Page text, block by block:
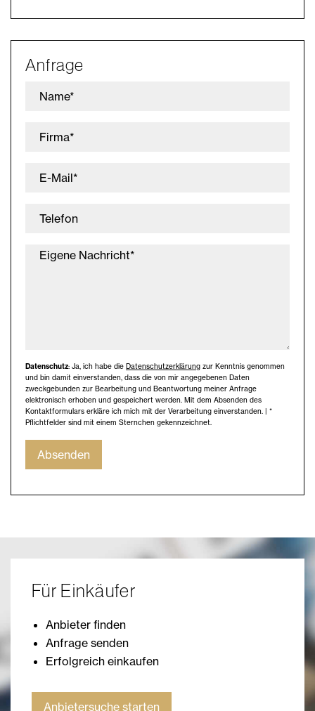
Anfrage
Name*
Firma*
E-Mail*
Telefon
Eigene Nachricht*
Datenschutz: Ja, ich habe die Datenschutzerklärung zur Kenntnis genommen
und bin damit einverstanden, dass die von mir angegebenen Daten
zweckgebunden zur Bearbeitung und Beantwortung meiner Anfrage
elektronisch erhoben und gespeichert werden. Mit dem Absenden des
Kontaktformulars erkläre ich mich mit der Verarbeitung einverstanden. | *
Pflichtfelder sind mit einem Sternchen gekennzeichnet.
Absenden
Für Einkäufer
Anbieter finden
Anfrage senden
Erfolgreich einkaufen
Anbietersuche starten